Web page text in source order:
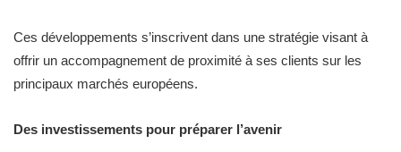
Ces développements s’inscrivent dans une stratégie visant à
offrir un accompagnement de proximité à ses clients sur les
principaux marchés européens.
Des investissements pour préparer l’avenir